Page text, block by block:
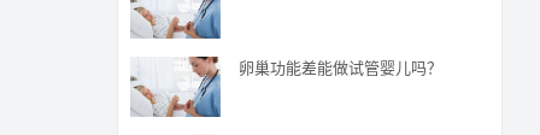
卵巢功能差能做试管婴儿吗？